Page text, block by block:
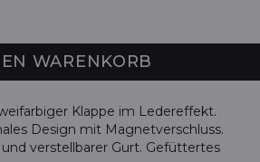
WARENKORB
Klappe im Ledereffekt.
Design mit Magnetverschluss.
verstellbarer Gurt. Gefüttertes